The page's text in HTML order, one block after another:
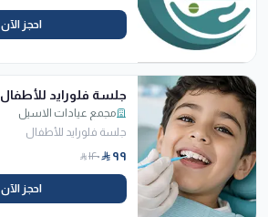
احجز الآن
جلسة فلورايد للأطفال
مجمع عيادات الاسيل
جلسة فلورايد للأطفال
٩٩ ١٢٠
احجز الآن